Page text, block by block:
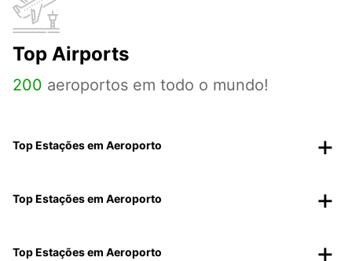
Top Airports
200 aeroportos em todo o mundo!
Top Estações em Aeroporto
Top Estações em Aeroporto
Top Estações em Aeroporto